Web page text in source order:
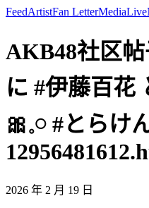
FeedArtistFan LetterMediaLive
AKB48社区
に #伊藤百花
🎀𓈒𓏸 #とら
2026 年 2 月 19 日